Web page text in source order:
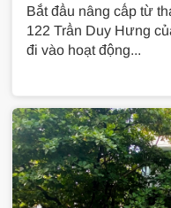
Bắt đầu nâng cấp từ
122 Trần Duy Hưng
đi vào hoạt động...